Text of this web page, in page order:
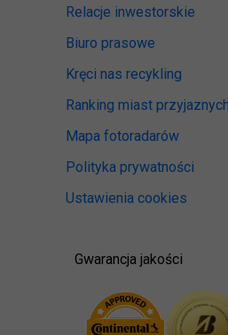
Relacje inwestorskie
Biuro prasowe
Kręci nas recykling
Ranking miast
Mapa fotoradarów
Polityka prywatności
Ustawienia cookies
Gwarancja jakości